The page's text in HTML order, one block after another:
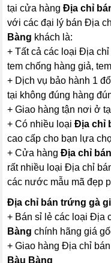
tại cửa hàngĐịa chỉ
với các đại lý bán Địa
Bàng khách là:
+ Tất cả các loại Địa
tem chống hàng giả,
+ Dịch vụ bảo hành 1
tại không đúng hàng
+ Giao hàng tận nơi ở
+ Có nhiều loạiĐịa chỉ
cao cấp cho bạn lựa
+ Cửa hàngĐịa chỉ
rất nhiều loại Địa chỉ
các nước mẫu mã đẹp
Địa chỉ bán trứng gà
+ Bán sỉ lẻ các loại Địa
Bàng chính hãng giá
+ Giao hàng Địa chỉ
Bàu Bàng